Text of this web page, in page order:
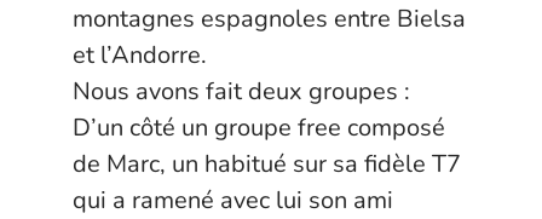
montagnes espagnoles entre Bielsa
et l’Andorre.
Nous avons fait deux groupes :
D’un côté un groupe free composé
de Marc, un habitué sur sa fidèle T7
qui a ramené avec lui son ami